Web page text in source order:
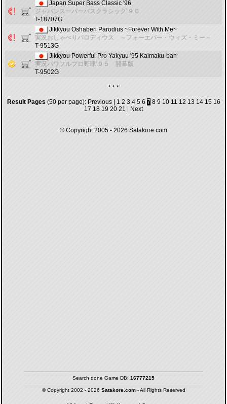
Japan Super Bass Classic '96
ジャパンスーパーバスクラシック’９６
T-18707G
Jikkyou Oshaberi Parodius ~Forever With Me~
実況おしゃべりパロディウス ～フォーエバー・ウィズ・ミー～
T-9513G
Jikkyou Powerful Pro Yakyuu '95 Kaimaku-ban
実況パワフルプロ野球’９５ 開幕版
T-9502G
* * *
Result Pages (50 per page): Previous| 1 2 3 4 5 6 7 8 9 10 11 12 13 14 15 16
17 18 19 20 21 Next
© Copyright 2005 - 2026 Satakore.com
Search done Game DB: 16777215
© Copyright 2002 - 2026 Satakore.com- All Rights Reserved